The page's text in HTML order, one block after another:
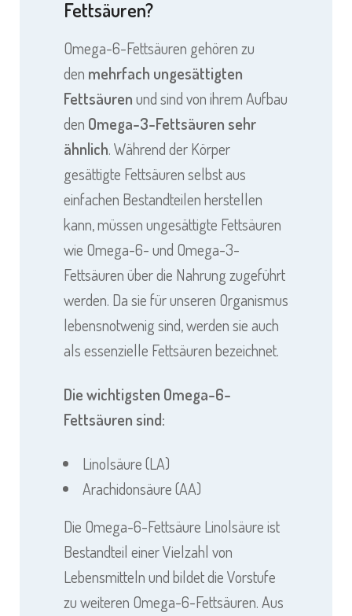
Fettsäuren?
Omega-6-Fettsäuren gehören zu
den mehrfach ungesättigten
Fettsäurenund sind von ihrem Aufbau
den Omega-3-Fettsäuren sehr
ähnlich. Während der Körper
gesättigte Fettsäuren selbst aus
einfachen Bestandteilen herstellen
kann, müssen ungesättigte Fettsäuren
wie Omega-6- und Omega-3-
Fettsäuren über die Nahrung zugeführt
werden. Da sie für unseren Organismus
lebensnotwenig sind, werden sie auch
als essenzielle Fettsäuren bezeichnet.
Die wichtigsten Omega-6-
Fettsäuren sind:
Linolsäure (LA)
Arachidonsäure (AA)
Die Omega-6-Fettsäure Linolsäure ist
Bestandteil einer Vielzahl von
Lebensmitteln und bildet die Vorstufe
zu weiteren Omega-6-Fettsäuren. Aus